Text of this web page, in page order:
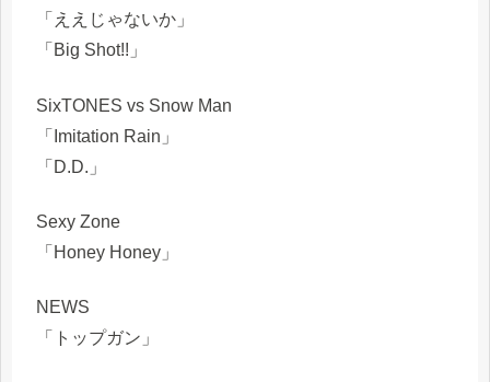
「ええじゃないか」
「Big Shot!!」
SixTONES vs Snow Man
「Imitation Rain」
「D.D.」
Sexy Zone
「Honey Honey」
NEWS
「トップガン」